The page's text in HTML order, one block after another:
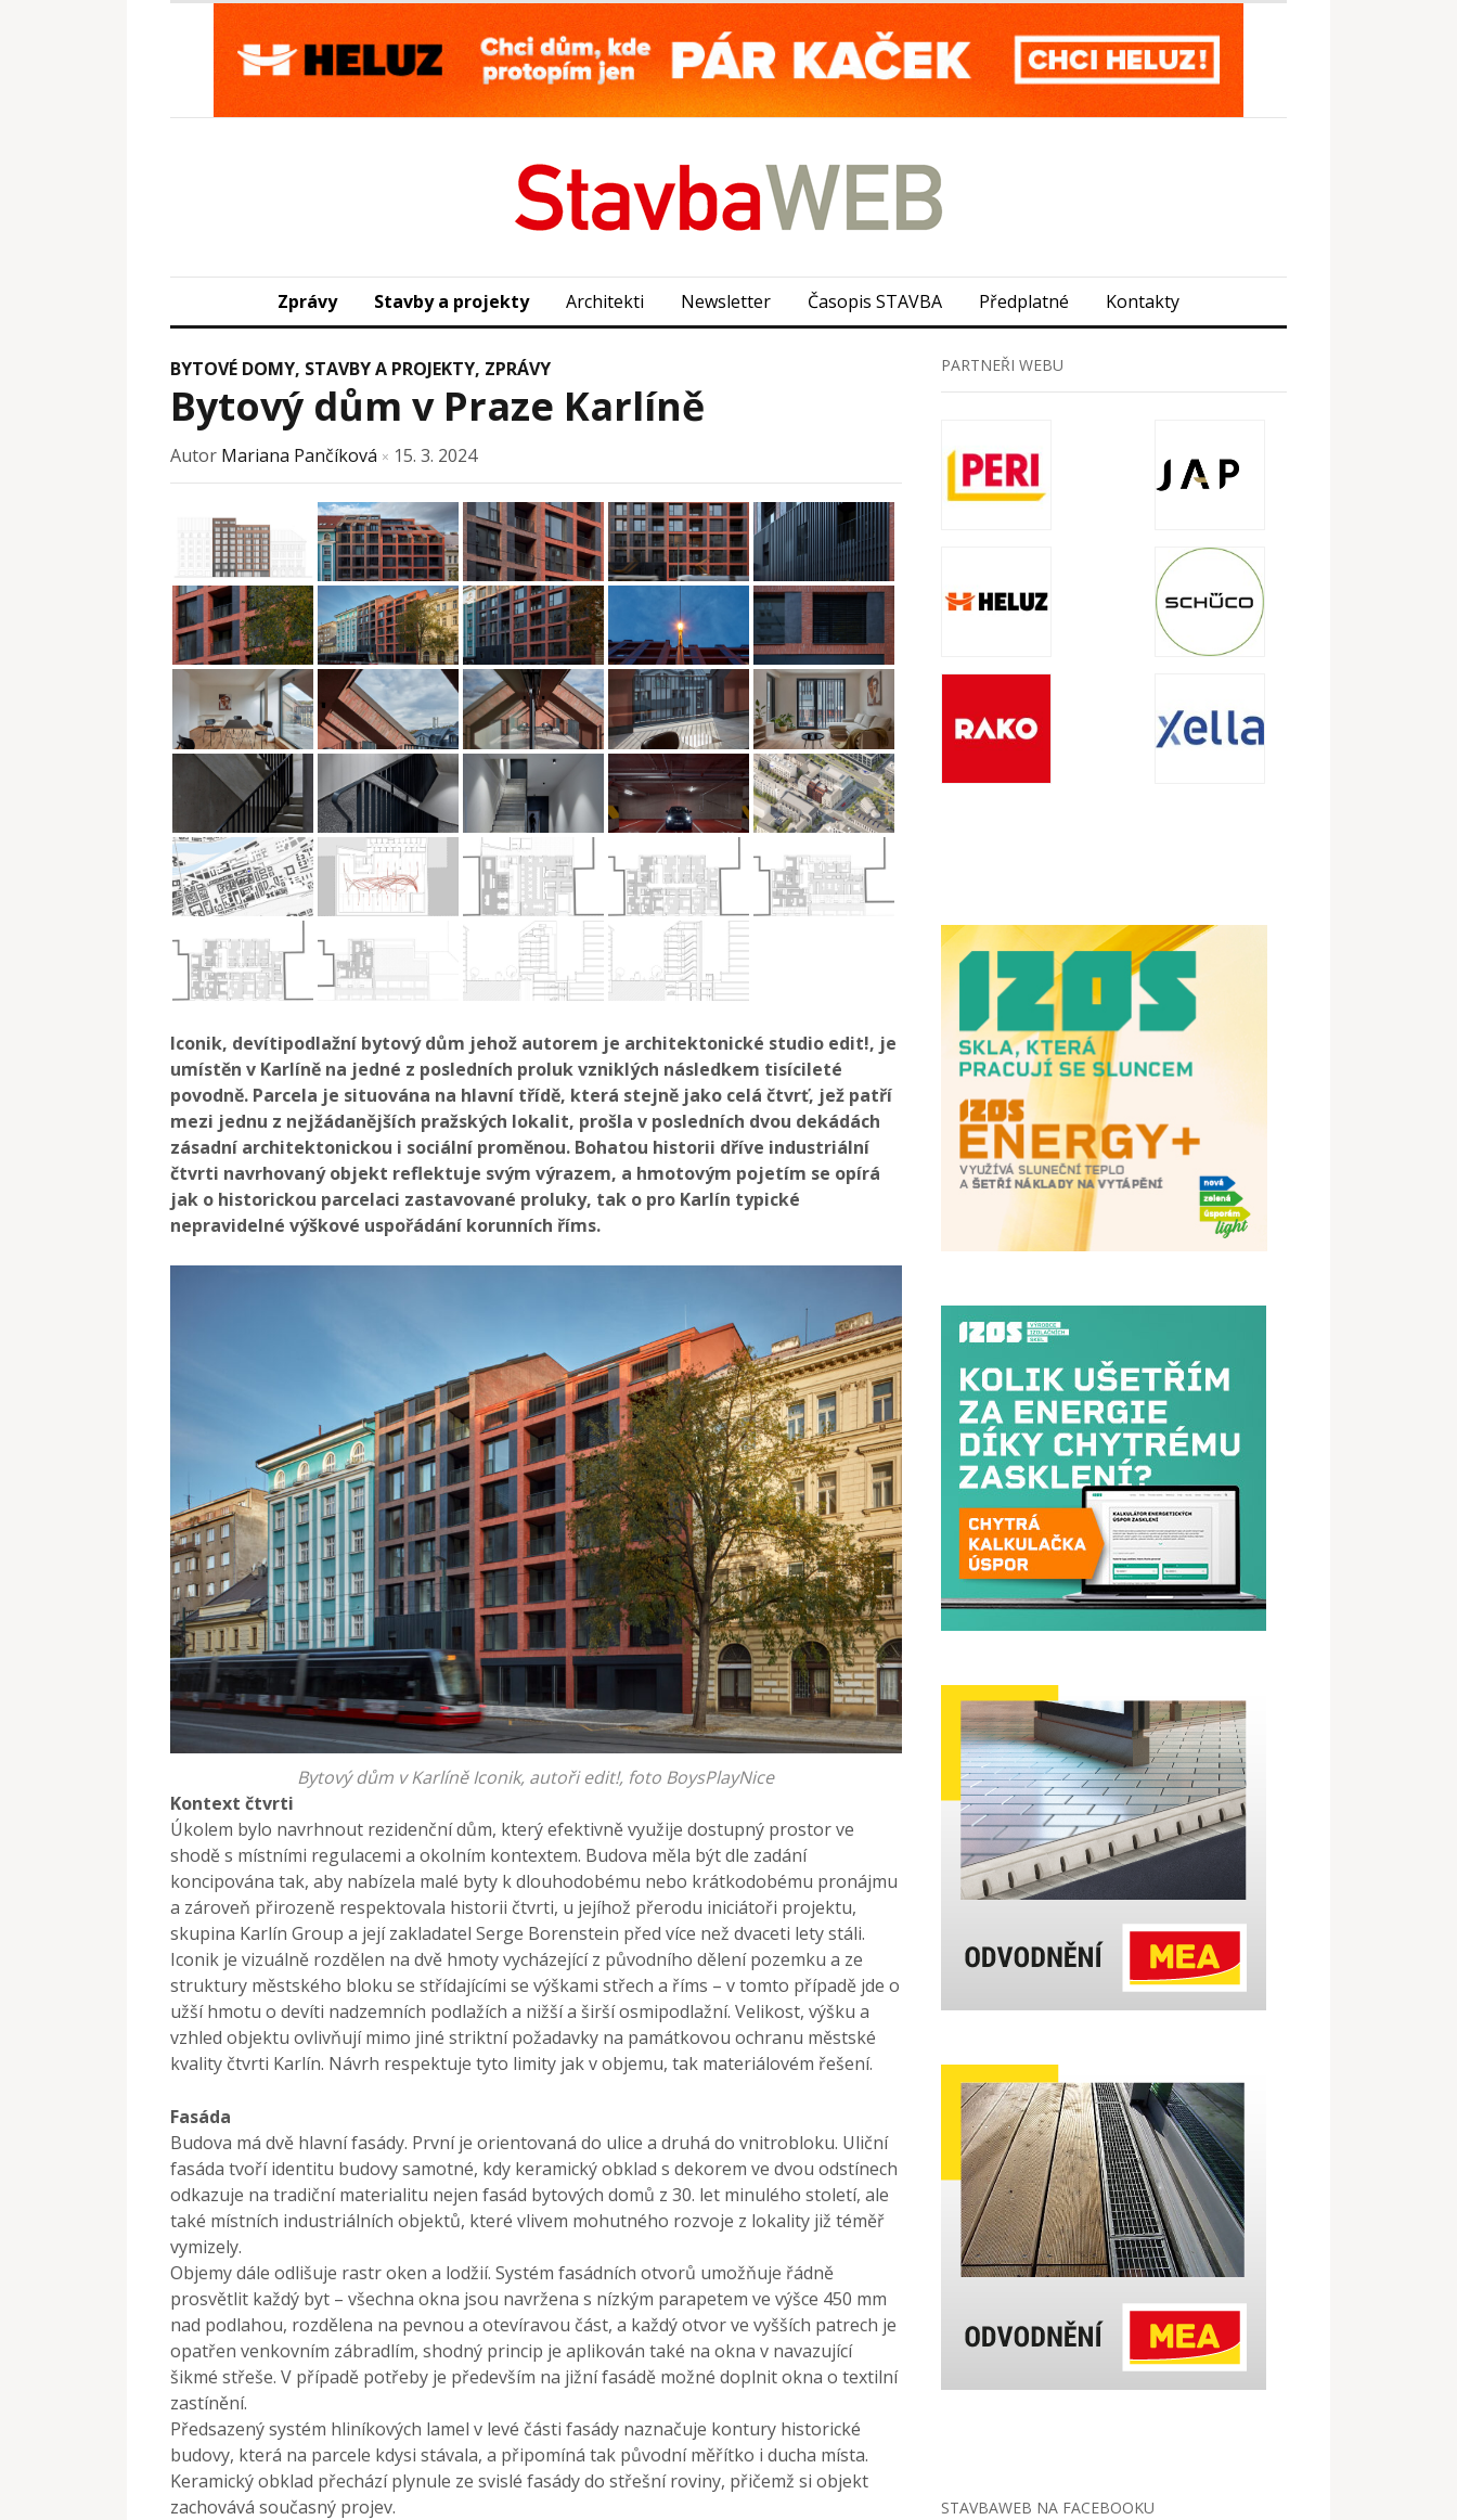
Zprávy Stavby a projekty Architekti Newsletter Časopis STAVBA Předplatné Kontakty
BYTOVÉ DOMY, STAVBY A PROJEKTY, ZPRÁVY
Bytový dům v Praze Karlíně
Autor Mariana Pančíková × 15. 3. 2024
Iconik, devítipodlažní bytový dům jehož autorem je architektonické studio edit!, je
umístěn v Karlíně na jedné z posledních proluk vzniklých následkem tisícileté
povodně. Parcela je situována na hlavní třídě, která stejně jako celá čtvrť, jež patří
mezi jednu z nejžádanějších pražských lokalit, prošla v posledních dvou dekádách
zásadní architektonickou i sociální proměnou. Bohatou historii dříve industriální
čtvrti navrhovaný objekt reflektuje svým výrazem, a hmotovým pojetím se opírá
jak o historickou parcelaci zastavované proluky, tak o pro Karlín typické
nepravidelné výškové uspořádání korunních říms.
Bytový dům v Karlíně Iconik, autoři edit!, foto BoysPlayNice
Kontext čtvrti
Úkolem bylo navrhnout rezidenční dům, který efektivně využije dostupný prostor ve
shodě s místními regulacemi a okolním kontextem. Budova měla být dle zadání
koncipována tak, aby nabízela malé byty k dlouhodobému nebo krátkodobému pronájmu
a zároveň přirozeně respektovala historii čtvrti, u jejíhož přerodu iniciátoři projektu,
skupina Karlín Group a její zakladatel Serge Borenstein před více než dvaceti lety stáli.
Iconik je vizuálně rozdělen na dvě hmoty vycházející z původního dělení pozemku a ze
struktury městského bloku se střídajícími se výškami střech a říms – v tomto případě jde o
užší hmotu o devíti nadzemních podlažích a nižší a širší osmipodlažní. Velikost, výšku a
vzhled objektu ovlivňují mimo jiné striktní požadavky na památkovou ochranu městské
kvality čtvrti Karlín. Návrh respektuje tyto limity jak v objemu, tak materiálovém řešení.
Fasáda
Budova má dvě hlavní fasády. První je orientovaná do ulice a druhá do vnitrobloku. Uliční
fasáda tvoří identitu budovy samotné, kdy keramický obklad s dekorem ve dvou odstínech
odkazuje na tradiční materialitu nejen fasád bytových domů z 30. let minulého století, ale
také místních industriálních objektů, které vlivem mohutného rozvoje z lokality již téměř
vymizely.
Objemy dále odlišuje rastr oken a lodžií. Systém fasádních otvorů umožňuje řádně
prosvětlit každý byt – všechna okna jsou navržena s nízkým parapetem ve výšce 450 mm
nad podlahou, rozdělena na pevnou a otevíravou část, a každý otvor ve vyšších patrech je
opatřen venkovním zábradlím, shodný princip je aplikován také na okna v navazující
šikmé střeše. V případě potřeby je především na jižní fasádě možné doplnit okna o textilní
zastínění.
Předsazený systém hliníkových lamel v levé části fasády naznačuje kontury historické
budovy, která na parcele kdysi stávala, a připomíná tak původní měřítko i ducha místa.
Keramický obklad přechází plynule ze svislé fasády do střešní roviny, přičemž si objekt
zachovává současný projev.
PARTNEŘI WEBU
STAVBAWEB NA FACEBOOKU